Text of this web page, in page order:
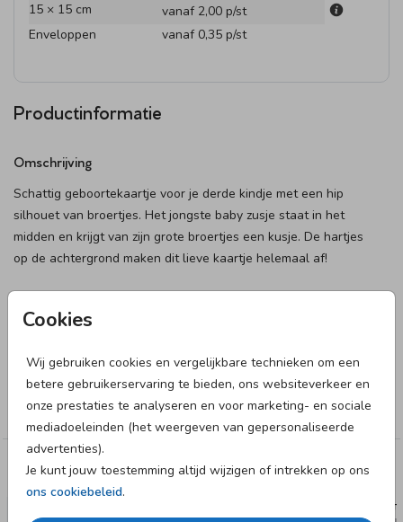
Cookies
Wij gebruiken cookies en vergelijkbare technieken om een
betere gebruikerservaring te bieden, ons websiteverkeer en
onze prestaties te analyseren en voor marketing- en sociale
mediadoeleinden (het weergeven van gepersonaliseerde
advertenties).
Je kunt jouw toestemming altijd wijzigen of intrekken op ons
ons cookiebeleid.
15 × 15 cm
vanaf 2,00 p/st
Enveloppen
vanaf 0,35 p/st
Productinformatie
Omschrijving
Schattig geboortekaartje voor je derde kindje met een hip
silhouet van broertjes. Het jongste baby zusje staat in het
midden en krijgt van zijn grote broertjes een kusje. De hartjes
op de achtergrond maken dit lieve kaartje helemaal af!
Collectie
Zusje
Deze designs vind je misschien ook leuk